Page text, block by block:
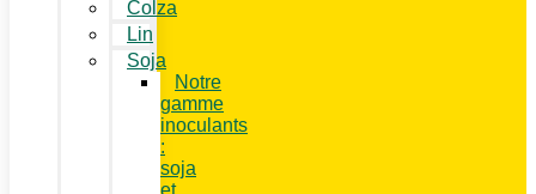
Colza
Lin
Soja
Notre
gamme
inoculants
:
soja
et